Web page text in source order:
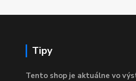
Tipy
Tento shop je aktuálne vo